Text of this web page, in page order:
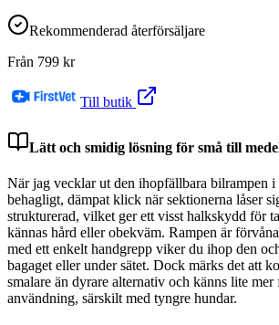
Rekommenderad återförsäljare
Från 799 kr
Till butik
Lätt och smidig lösning för små till
När jag vecklar ut den ihopfällbara bilrampen i
behagligt, dämpat klick när sektionerna låser
strukturerad, vilket ger ett visst halkskydd för
kännas hård eller obekväm. Rampen är
med ett enkelt handgrepp viker du ihop den
bagaget eller under sätet. Dock märks det att
smalare än dyrare alternativ och känns lite
användning, särskilt med tyngre hundar.